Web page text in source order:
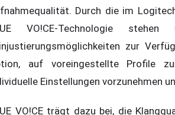
Durch die im
VO!CE-Technologie stehen
zur
auf voreingestellte Profile
Einstellungen vorzunehmen
VO!CE trägt dazu bei, die